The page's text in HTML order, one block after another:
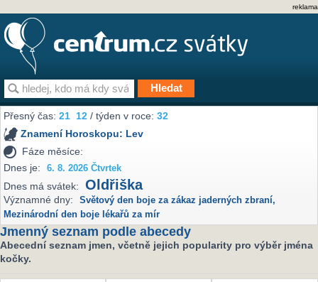
reklama
Přesný čas:21 12 / týden v roce:32
Znamení Horoskopu: Lev
Fáze měsíce:
Dnes je:
6. 8. 2026 Čtvrtek
Dnes má svátek: Oldřiška
Významné dny: Světový den boje za zákaz jaderných zbraní,
Mezinárodní den boje lékařů za mír
Jmenný seznam podle abecedy
Abecední seznam jmen, včetně jejich popularity pro výběr jména
kočky.